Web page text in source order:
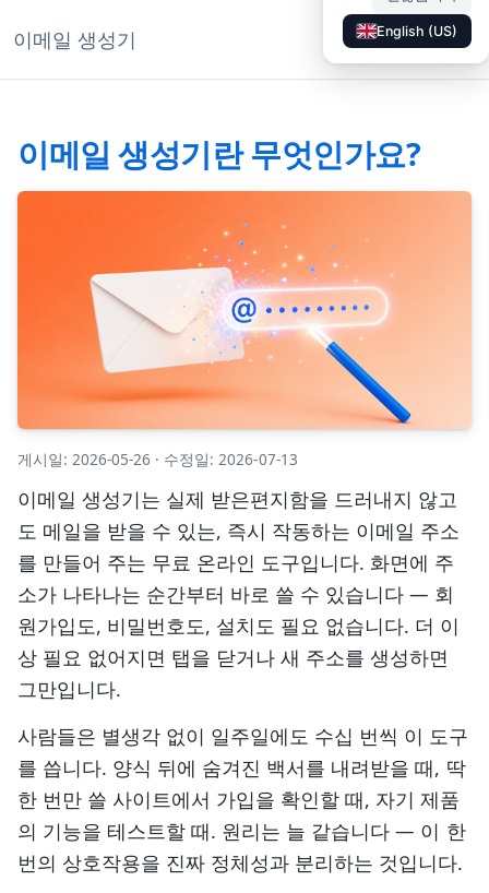
이메일 생성기 문서 ◐ KO
English (US)
이메일 생성기란 무엇인가요?
게시일: 2026-05-26 · 수정일: 2026-07-13
이메일 생성기는 실제 받은편지함을 드러내지 않고
도 메일을 받을 수 있는, 즉시 작동하는 이메일 주소
를 만들어 주는 무료 온라인 도구입니다. 화면에 주
소가 나타나는 순간부터 바로 쓸 수 있습니다 — 회
원가입도, 비밀번호도, 설치도 필요 없습니다. 더 이
상 필요 없어지면 탭을 닫거나 새 주소를 생성하면
그만입니다.
사람들은 별생각 없이 일주일에도 수십 번씩 이 도구
를 씁니다. 양식 뒤에 숨겨진 백서를 내려받을 때, 딱
한 번만 쓸 사이트에서 가입을 확인할 때, 자기 제품
의 기능을 테스트할 때. 원리는 늘 같습니다 — 이 한
번의 상호작용을 진짜 정체성과 분리하는 것입니다.